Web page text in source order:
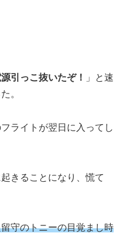
引っこ抜いたぞ！
」と速
。
ライトが翌日に入ってし
きることになり、慌て
守のトニーの目覚まし時